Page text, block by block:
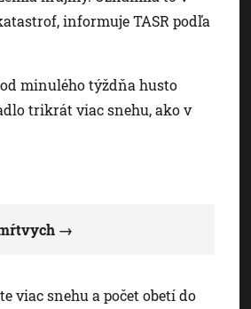
informuje TASR podľa
minulého týždňa husto
trikrát viac snehu, ako v
viac snehu a počet obetí do